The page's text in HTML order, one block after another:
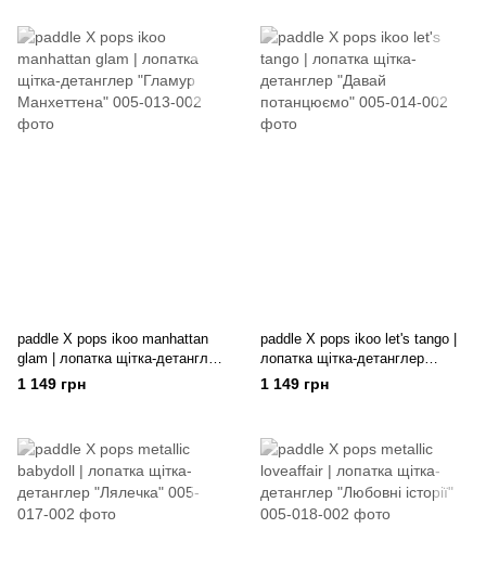
paddle X pops ikoo manhattan
glam | лопатка щітка-детанглер
"Гламур Манхеттена"
1 149 грн
paddle X pops ikoo let's tango |
лопатка щітка-детанглер
"Давай потанцюємо"
1 149 грн